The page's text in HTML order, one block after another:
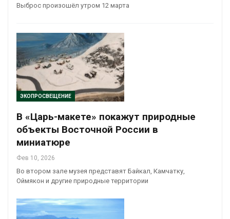
Выброс произошёл утром 12 марта
ЭКОПРОСВЕЩЕНИЕ
В «Царь-макете» покажут природные
объекты Восточной России в
миниатюре
Фев 10, 2026
Во втором зале музея представят Байкал, Камчатку,
Оймякон и другие природные территории